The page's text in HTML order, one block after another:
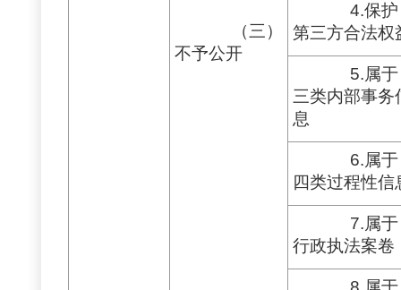
（三）
不予公开
4.保护
第三方合法权
5.属于
三类内部事务
息
6.属于
四类过程性信
7.属于
行政执法案卷